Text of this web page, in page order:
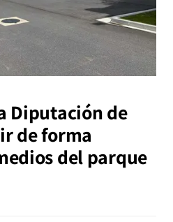
Diputación de
de forma
del parque